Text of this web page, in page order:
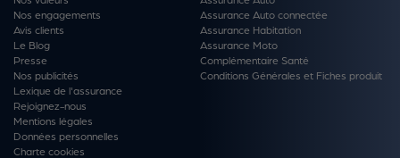
Nos engagements
Avis clients
Le Blog
Presse
Nos publicités
Lexique de l'assurance
Rejoignez-nous
Mentions légales
Données personnelles
Charte cookies
Assurance Auto connectée
Assurance Habitation
Assurance Moto
Complémentaire Santé
Conditions Générales et Fiches produit